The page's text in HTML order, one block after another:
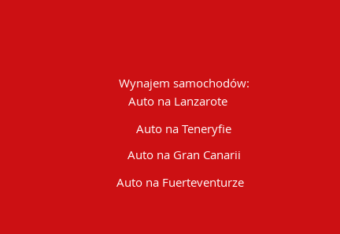
Wynajem samochodów:
Auto na Lanzarote
Auto na Teneryfie
Auto na Gran Canarii
Auto na Fuerteventurze